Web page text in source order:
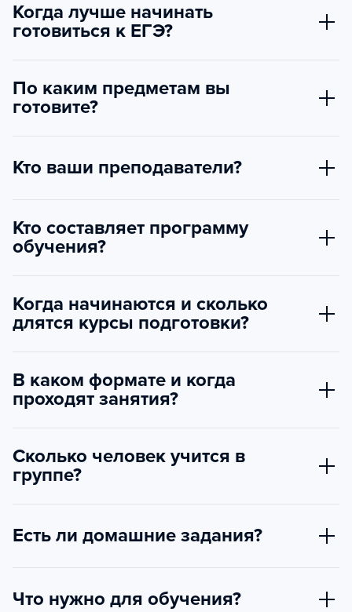
Когда лучше начинать
готовиться к ЕГЭ?
По каким предметам вы
готовите?
Кто ваши преподаватели?
Кто составляет программу
обучения?
Когда начинаются и сколько
длятся курсы подготовки?
В каком формате и когда
проходят занятия?
Сколько человек учится в
группе?
Есть ли домашние задания?
Что нужно для обучения?